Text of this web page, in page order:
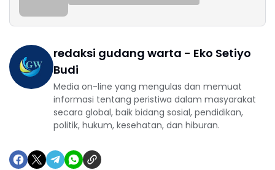
redaksi gudang warta - Eko Setiyo
Budi
Media on-line yang mengulas dan memuat
informasi tentang peristiwa dalam masyarakat
secara global, baik bidang sosial, pendidikan,
politik, hukum, kesehatan, dan hiburan.